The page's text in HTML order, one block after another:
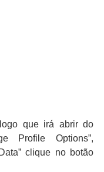
que irá abrir do
Profile Options”,
clique no botão